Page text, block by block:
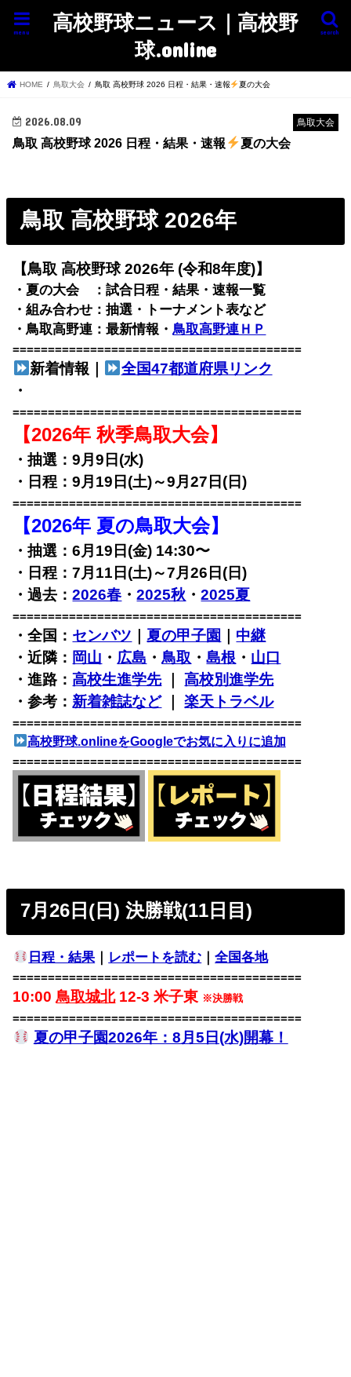
高校野球ニュース｜高校野
球.online
search
menu
HOME 鳥取大会 鳥取 高校野球 2026 日程・結果・速報 夏の大会
鳥取大会
2026.08.09
鳥取 高校野球 2026 日程・結果・速報 夏の大会
鳥取 高校野球 2026年
【鳥取 高校野球 2026年 (令和8年度)】
・夏の大会 ：試合日程・結果・速報一覧
・組み合わせ：抽選・トーナメント表など
・鳥取高野連：最新情報・ 鳥取高野連ＨＰ
=========================================
新着情報｜
全国47都道府県リンク
・
=========================================
【2026年 秋季鳥取大会】
・抽選：9月9日(水)
・日程：9月19日(土)～9月27日(日)
=========================================
【2026年 夏の鳥取大会】
・抽選：6月19日(金) 14:30〜
・日程：7月11日(土)～7月26日(日)
・過去：2026春 ・2025秋 ・2025夏
=========================================
・全国： センバツ 夏の甲子園
中継
・近隣： 岡山 ・ 広島 ・ 鳥取 ・島根 ・ 山口
・進路：高校生進学先｜高校別進学先
・参考： 新着雑誌など｜楽天トラベル
=========================================
高校野球.onlineをGoogleでお気に入りに追加
=========================================
7月26日(日) 決勝戦(11日目)
日程・結果｜ レポートを読む ｜全国各地
=========================================
10:00 鳥取城北12-3 米子東 ※決勝戦
=========================================
夏の甲子園2026年：8月5日(水)開幕！